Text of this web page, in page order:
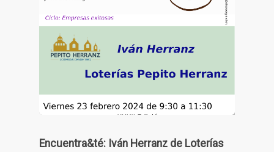
Encuentra&té: Iván Herranz de Loterías